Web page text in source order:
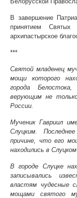
В завершение
принятием
архипастырское
***
Святой младенец
мощи которого
города
верующим не
России.
Мученик Гавриил
Слуцким.
причине, что его
находились в
В городе Слуцке
записывались
властям чудесные
мощами святого